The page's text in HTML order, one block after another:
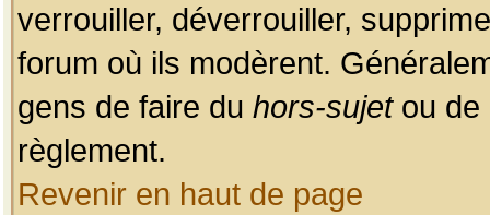
verrouiller, déverrouiller,
forum où ils modèrent.
gens de faire du hors-sujetou de
règlement.
Revenir en haut de page